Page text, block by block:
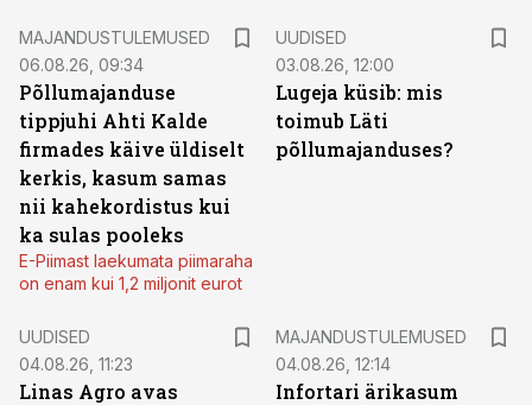
MAJANDUSTULEMUSED
06.08.26, 09:34
Põllumajanduse
tippjuhi Ahti Kalde
firmades käive üldiselt
kerkis, kasum samas
nii kahekordistus kui
ka sulas pooleks
E-Piimast laekumata piimaraha
on enam kui 1,2 miljonit eurot
UUDISED
03.08.26, 12:00
Lugeja küsib: mis
toimub Läti
põllumajanduses?
UUDISED
04.08.26, 11:23
Linas Agro avas
MAJANDUSTULEMUSED
04.08.26, 12:14
Infortari ärikasum